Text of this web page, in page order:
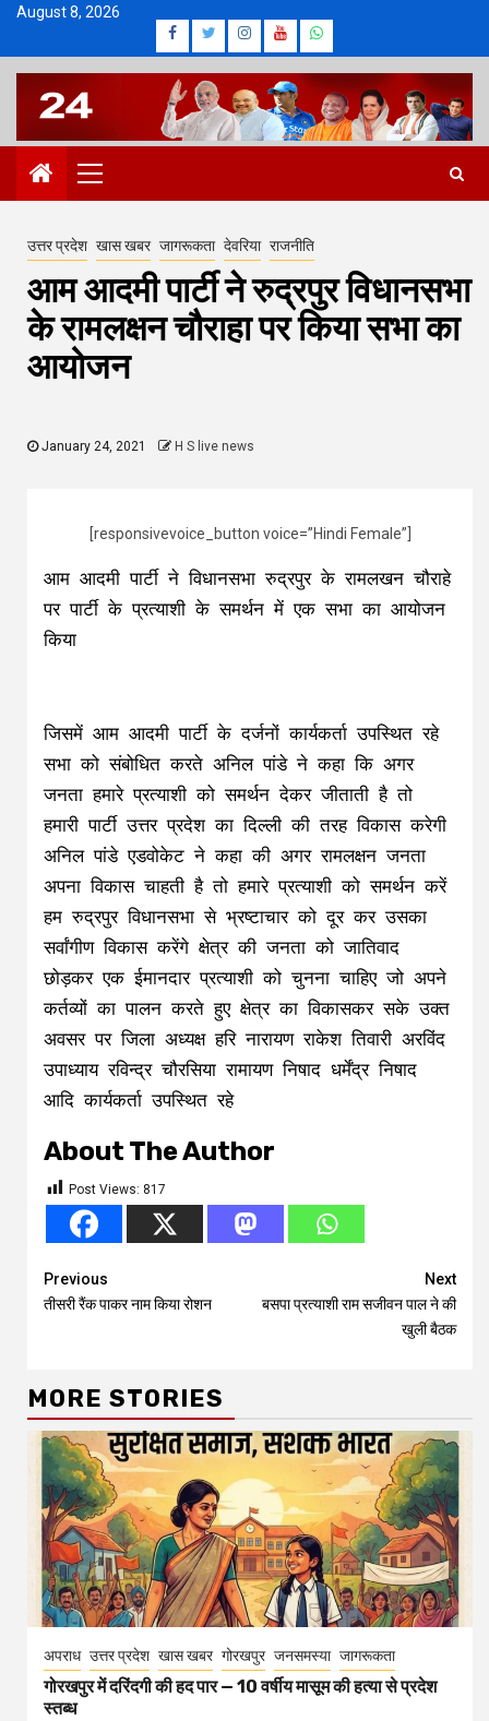
Skip
content
August 8, 2026
Facebook
Twitter
Instagram
Youtube
Whatsapp
Primary
Menu
उत्तर प्रदेश खास खबर जागरूकता देवरिया राजनीति
आम आदमी पार्टी ने रुद्रपुर विधानसभा
के रामलक्षन चौराहा पर किया सभा का
आयोजन
January 24, 2021 H S live news
[responsivevoice_button voice=”Hindi Female”]
आम आदमी पार्टी ने विधानसभा रुद्रपुर के रामलखन चौराहे
पर पार्टी के प्रत्याशी के समर्थन में एक सभा का आयोजन
किया
जिसमें आम आदमी पार्टी के दर्जनों कार्यकर्ता उपस्थित रहे
सभा को संबोधित करते अनिल पांडे ने कहा कि अगर
जनता हमारे प्रत्याशी को समर्थन देकर जीताती है तो
हमारी पार्टी उत्तर प्रदेश का दिल्ली की तरह विकास करेगी
अनिल पांडे एडवोकेट ने कहा की अगर रामलक्षन जनता
अपना विकास चाहती है तो हमारे प्रत्याशी को समर्थन करें
हम रुद्रपुर विधानसभा से भ्रष्टाचार को दूर कर उसका
सर्वांगीण विकास करेंगे क्षेत्र की जनता को जातिवाद
छोड़कर एक ईमानदार प्रत्याशी को चुनना चाहिए जो अपने
कर्तव्यों का पालन करते हुए क्षेत्र का विकासकर सके उक्त
अवसर पर जिला अध्यक्ष हरि नारायण राकेश तिवारी अरविंद
उपाध्याय रविन्द्र चौरसिया रामायण निषाद धर्मेंद्र निषाद
आदि कार्यकर्ता उपस्थित रहे
About The Author
Post Views: 817
Continue
Reading
Previous
तीसरी रैंक पाकर नाम किया रोशन
Next
बसपा प्रत्याशी राम सजीवन पाल ने की
खुली बैठक
MORE STORIES
अपराध उत्तर प्रदेश खास खबर गोरखपुर जनसमस्या जागरूकता
गोरखपुर में दरिंदगी की हद पार — 10 वर्षीय मासूम की हत्या से प्रदेश
स्तब्ध